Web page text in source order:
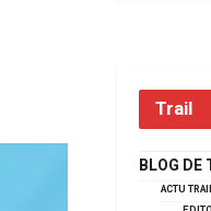
Trail
BLOG DE
ACTU